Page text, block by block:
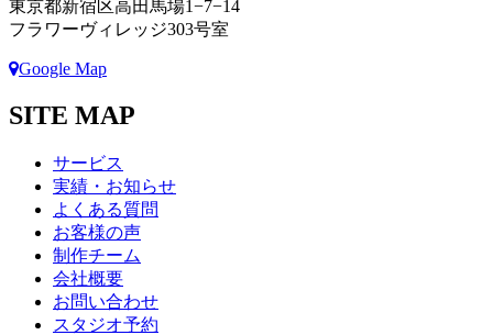
東京都新宿区高田馬場1−7−14
フラワーヴィレッジ303号室
Google Map
SITE MAP
サービス
実績・お知らせ
よくある質問
お客様の声
制作チーム
会社概要
お問い合わせ
スタジオ予約